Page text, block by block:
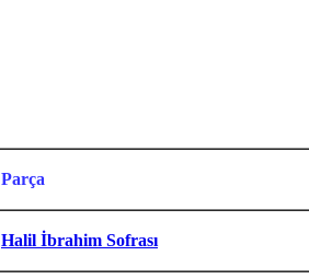
Parça
Halil İbrahim Sofrası